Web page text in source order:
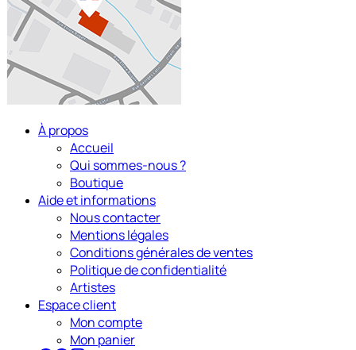
À propos
Accueil
Qui sommes-nous ?
Boutique
Aide et informations
Nous contacter
Mentions légales
Conditions générales de ventes
Politique de confidentialité
Artistes
Espace client
Mon compte
Mon panier